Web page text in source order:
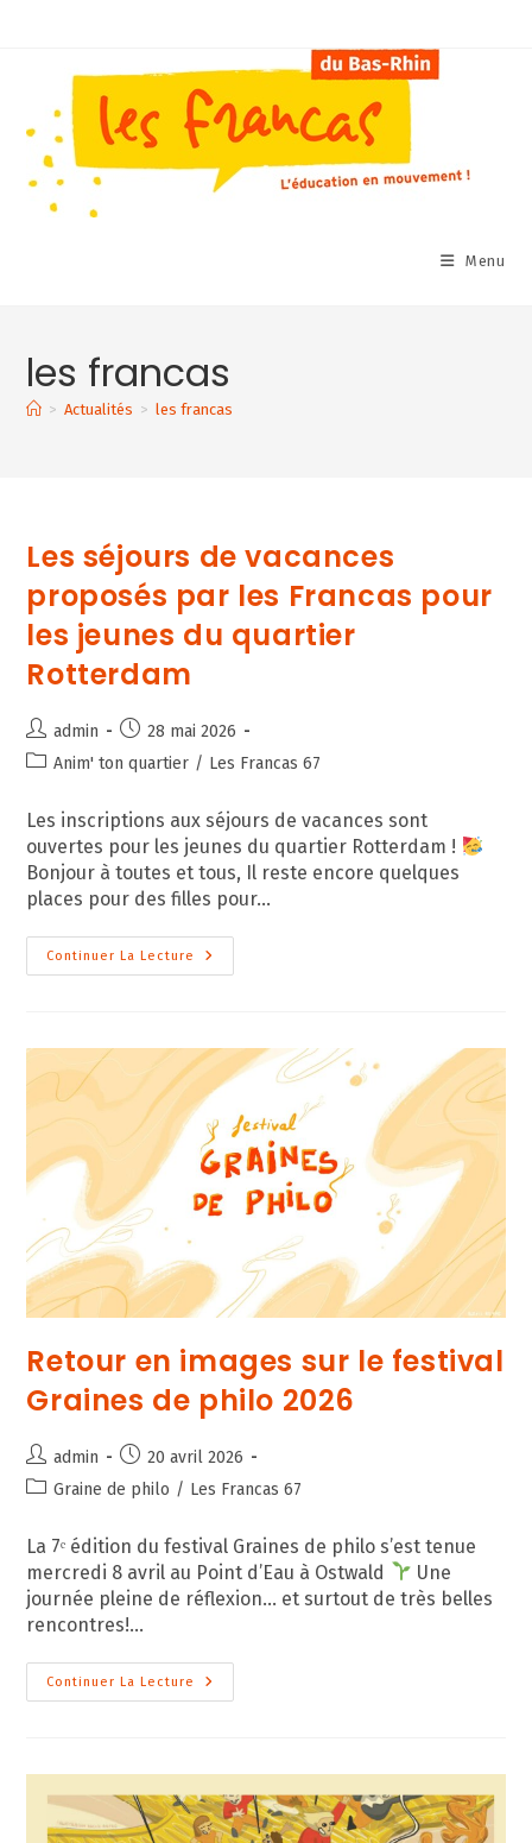
Menu
les francas
> Actualités > les francas
Les séjours de vacances
proposés par les Francas pour
les jeunes du quartier
Rotterdam
Auteur/autrice
de
admin
Publication
publiée :
28 mai 2026
PostAnim' ton quartier / Les Francas 67
Les inscriptions aux séjours de vacances sont
ouvertes pour les jeunes du quartier Rotterdam !
Bonjour à toutes et tous, Il reste encore quelques
places pour des filles pour…
Continuer La Lecture
Les
Séjours
Les
Francas
Pour
Les
Jeunes
Du
Quartier
Rotterdam
Retour en images sur le festival
Graines de philo 2026
Auteur/autrice
de
admin
Publication
publiée :
20 avril 2026
PostGraine de philo / Les Francas 67
La 7ᵉ édition du festival Graines de philo s’est tenue
mercredi 8 avril au Point d’Eau à Ostwald
Une
journée pleine de réflexion… et surtout de très belles
rencontres!…
Continuer La Lecture
Retour
En
De
Philo
2026